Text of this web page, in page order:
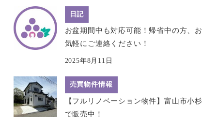
日記
お盆期間中も対応可能！帰省中の方、お
気軽にご連絡ください！
2025年8月11日
売買物件情報
【フルリノベーション物件】富山市小杉
で販売中！